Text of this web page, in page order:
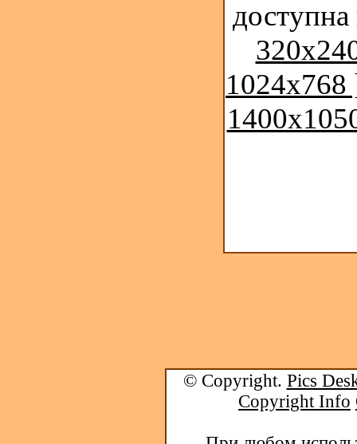
1024x768
© Copyright. Pics
Copyright Info